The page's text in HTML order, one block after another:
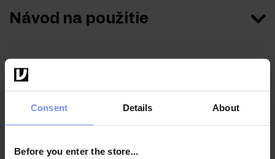
Consent Details About
Before you enter the store...
Návod na použitie
Výživové informácie
Parametre